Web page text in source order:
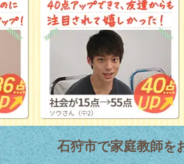
石狩市で家庭教師を